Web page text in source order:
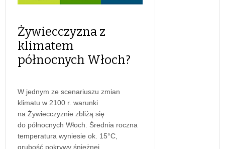
Żywiecczyzna z
klimatem
północnych Włoch?
W jednym ze scenariuszu zmian
klimatu w 2100 r. warunki
na Żywiecczyznie zbliżą się
do północnych Włoch. Średnia roczna
temperatura wyniesie ok. 15°C,
grubość pokrywy śnieżnej